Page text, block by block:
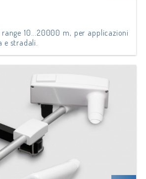
10...20000 m, per applicazioni
e stradali.